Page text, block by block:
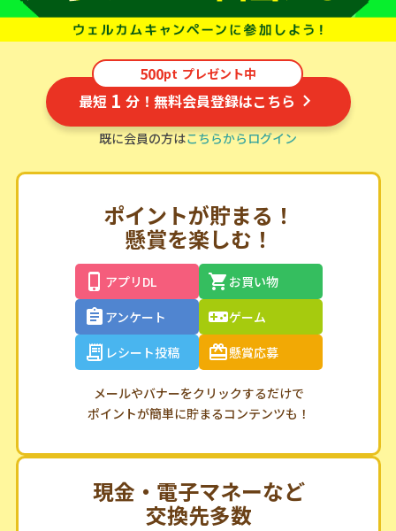
500pt プレゼント中
最短 1 分！無料会員登録はこちら
既に会員の方はこちらからログイン
ポイントが貯まる！
懸賞を楽しむ！
アプリDL
お買い物
アンケート
ゲーム
レシート投稿
懸賞応募
メールやバナーをクリックするだけで
ポイントが簡単に貯まるコンテンツも！
現金・電子マネーなど
交換先多数